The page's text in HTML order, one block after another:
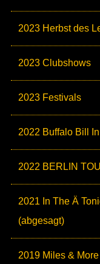
2023 Herbst des
2023 Clubshows
2023 Festivals
2022 Buffalo Bill
2022 BERLIN
2021 In The Ä
(abgesagt)
2019 Miles & More